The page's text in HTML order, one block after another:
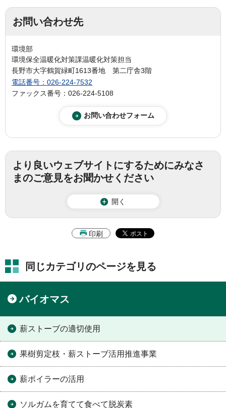
お問い合わせ先
環境部
環境保全温暖化対策課温暖化対策担当
長野市大字鶴賀緑町1613番地 第二庁舎3階
電話番号：026-224-7532
ファックス番号：026-224-5108
より良いウェブサイトにするためにみなさ
まのご意見をお聞かせください
開く
印刷
同じカテゴリのページを見る
バイオマス
薪ストーブの適切使用
果樹剪定枝・薪ストーブ活用推進事業
薪ボイラーの活用
ソルガムを育てて食べて脱炭素